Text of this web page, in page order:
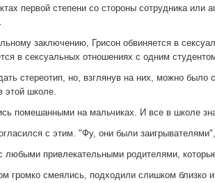
первой степени со стороны сотрудника или
заключению, Грисон обвиняется в
в сексуальных отношениях с одним
стереотип, но, взглянув на них, можно было
этой школе.
помешанными на мальчиках. И все в школе
с этим. "Фу, они были
привлекательными родителями,
громко смеялись, подходили слишком близко